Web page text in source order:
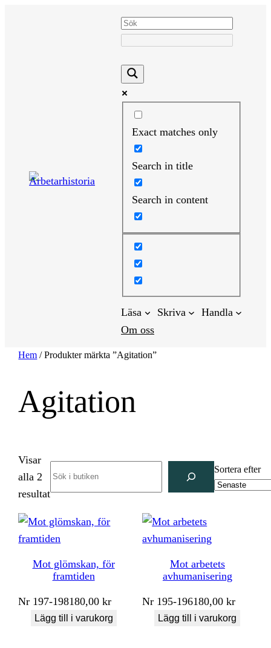
Exact matches only
Search in title
Search in content
Läsa Skriva
Handla
Om oss
Hem / Produkter märkta ”Agitation”
Agitation
Visar
alla 2
resultatSortera
senaste
Sortera efter
Mot glömskan, för
framtiden
Nr 197-198180,00kr
Lägg till i varukorg
Mot arbetets
avhumanisering
Nr 195-196180,00kr
Lägg till i varukorg